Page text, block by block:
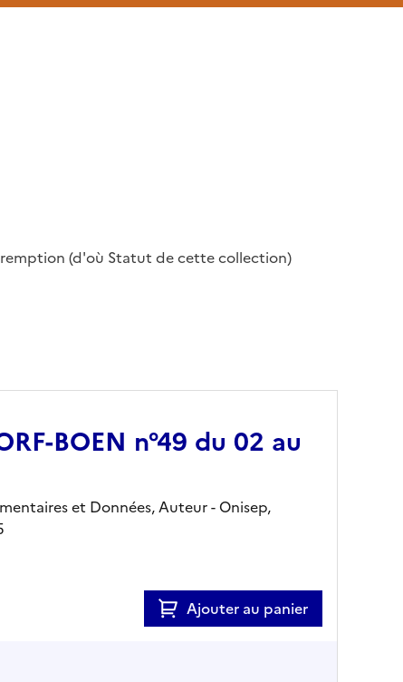
(d'où Statut de cette collection)
BOEN n°49 du 02 au
et Données, Auteur - Onisep,
Ajouter au panier